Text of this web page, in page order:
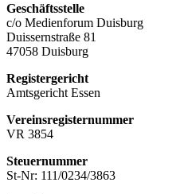
Geschäftsstelle
c/o Medienforum Duisburg
Duissernstraße 81
47058 Duisburg
Registergericht
Amtsgericht Essen
Vereinsregisternummer
VR 3854
Steuernummer
St-Nr: 111/0234/3863